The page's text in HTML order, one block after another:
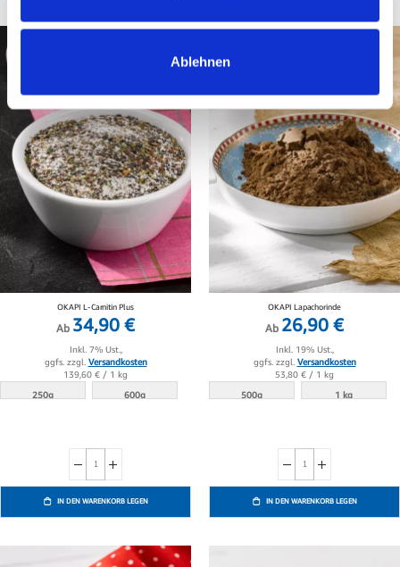
Ablehnen
OKAPI L-Carnitin Plus
Ab 34,90 €
Inkl. 7% Ust.,
ggfs. zzgl. Versandkosten
139,60 € / 1 kg
250g
600g
IN DEN WARENKORB LEGEN
OKAPI Lapachorinde
Ab 26,90 €
Inkl. 19% Ust.,
ggfs. zzgl. Versandkosten
53,80 € / 1 kg
500g
1 kg
IN DEN WARENKORB LEGEN